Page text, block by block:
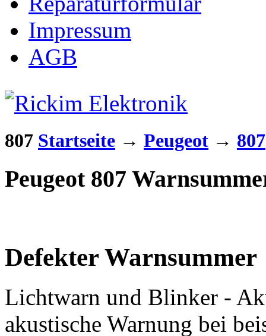
Impressum
AGB
807 Startseite → Peugeot → 807
Peugeot 807
Defekter Warnsummer
Lichtwarn und Blinker -
akustische Warnung bei